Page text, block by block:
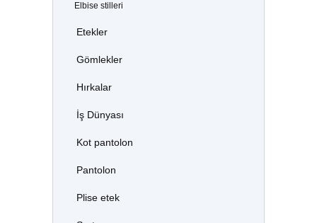
Elbise stilleri
Etekler
Gömlekler
Hırkalar
İş Dünyası
Kot pantolon
Pantolon
Plise etek